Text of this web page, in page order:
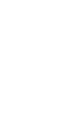
Горящие туры,